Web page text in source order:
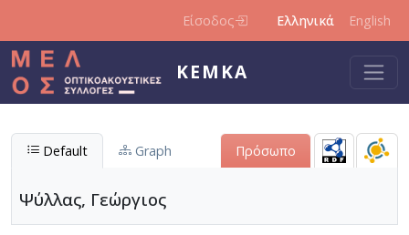
Είσοδος Ελληνικά English
ΚΕΜΚΑ
Default Graph Πρόσωπο
Ψύλλας, Γεώργιος